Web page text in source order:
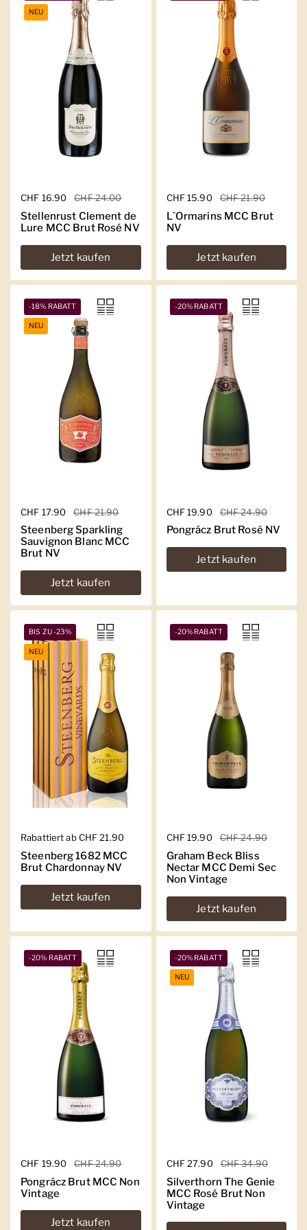
Regulärer Preis
CHF 16.90 Sale-Preis
CHF 24.00
Stellenrust Clement de
Lure MCC Brut Rosé NV
Jetzt kaufen
NEU
Regulärer Preis
CHF 15.90 Sale-Preis
CHF 21.90
L`Ormarins MCC Brut
NV
Jetzt kaufen
Regulärer Preis
CHF 17.90 Sale-Preis
CHF 21.90
Steenberg Sparkling
Sauvignon Blanc MCC
Brut NV
Jetzt kaufen
-18% RABATT
NEU
Regulärer Preis
CHF 19.90 Sale-Preis
CHF 24.90
Pongrácz Brut Rosé NV
Jetzt kaufen
-20% RABATT
Regulärer Preis
Rabattiert ab CHF 21.90
Steenberg 1682 MCC
Brut Chardonnay NV
Jetzt kaufen
BIS ZU -23%
NEU
Regulärer Preis
CHF 19.90 Sale-Preis
CHF 24.90
Graham Beck Bliss
Nectar MCC Demi Sec
Non Vintage
Jetzt kaufen
-20% RABATT
Regulärer Preis
CHF 19.90 Sale-Preis
CHF 24.90
Pongrácz Brut MCC Non
Vintage
Jetzt kaufen
-20% RABATT
Regulärer Preis
CHF 27.90 Sale-Preis
CHF 34.90
Silverthorn The Genie
MCC Rosé Brut Non
Vintage
-20% RABATT
NEU